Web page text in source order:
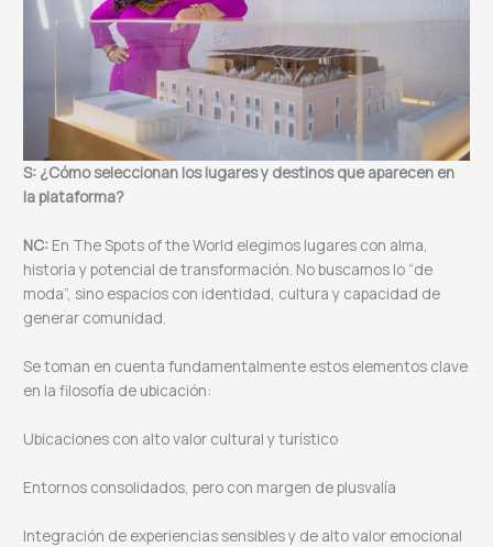
S: ¿Cómo seleccionan los lugares y destinos que aparecen en
la plataforma?
NC: En The Spots of the World elegimos lugares con alma,
historia y potencial de transformación. No buscamos lo “de
moda”, sino espacios con identidad, cultura y capacidad de
generar comunidad.
Se toman en cuenta fundamentalmente estos elementos clave
en la filosofía de ubicación:
Ubicaciones con alto valor cultural y turístico
Entornos consolidados, pero con margen de plusvalía
Integración de experiencias sensibles y de alto valor emocional